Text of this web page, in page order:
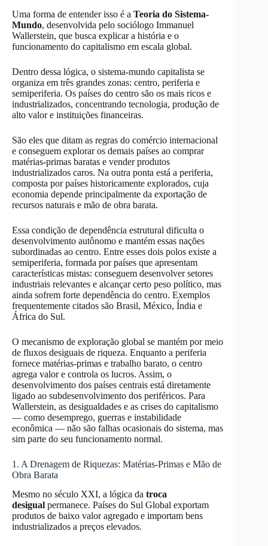
Uma forma de entender isso é a Teoria do Sistema-
Mundo, desenvolvida pelo sociólogo Immanuel
Wallerstein, que busca explicar a história e o
funcionamento do capitalismo em escala global.
Dentro dessa lógica, o sistema-mundo capitalista se
organiza em três grandes zonas: centro, periferia e
semiperiferia. Os países do centro são os mais ricos e
industrializados, concentrando tecnologia, produção de
alto valor e instituições financeiras.
São eles que ditam as regras do comércio internacional
e conseguem explorar os demais países ao comprar
matérias-primas baratas e vender produtos
industrializados caros. Na outra ponta está a periferia,
composta por países historicamente explorados, cuja
economia depende principalmente da exportação de
recursos naturais e mão de obra barata.
Essa condição de dependência estrutural dificulta o
desenvolvimento autônomo e mantém essas nações
subordinadas ao centro. Entre esses dois polos existe a
semiperiferia, formada por países que apresentam
características mistas: conseguem desenvolver setores
industriais relevantes e alcançar certo peso político, mas
ainda sofrem forte dependência do centro. Exemplos
frequentemente citados são Brasil, México, Índia e
África do Sul.
O mecanismo de exploração global se mantém por meio
de fluxos desiguais de riqueza. Enquanto a periferia
fornece matérias-primas e trabalho barato, o centro
agrega valor e controla os lucros. Assim, o
desenvolvimento dos países centrais está diretamente
ligado ao subdesenvolvimento dos periféricos. Para
Wallerstein, as desigualdades e as crises do capitalismo
— como desemprego, guerras e instabilidade
econômica — não são falhas ocasionais do sistema, mas
sim parte do seu funcionamento normal.
1. A Drenagem de Riquezas: Matérias-Primas e Mão de
Obra Barata
Mesmo no século XXI, a lógica da troca
desigual permanece. Países do Sul Global exportam
produtos de baixo valor agregado e importam bens
industrializados a preços elevados.